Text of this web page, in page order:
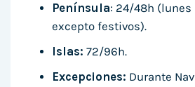
Península: 24/48h (lunes
excepto festivos).
Islas: 72/96h.
Excepciones: Durante